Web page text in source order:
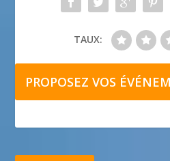
TAUX:
PROPOSEZ VOS